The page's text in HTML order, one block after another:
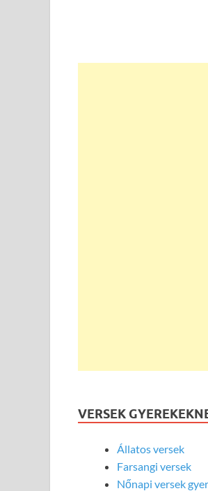
VERSEK
Állatos versek
Farsangi versek
Nőnapi versek